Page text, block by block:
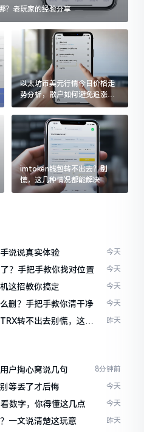
？老玩家的经验分享
以太坊币美元行情今日价格走
势分析，散户如何避免追涨杀
跌被套牢
imtoken钱包转不出去？别
慌，这几种情况都能解决
说说真实体验 今天
？手把手教你找对位置 今天
这招教你搞定 今天
删？手把手教你清干净 今天
转不出去别慌，这几
昨天
户掏心窝说几句 8分钟前
等丢了才后悔 今天
数字，你得懂这几点 今天
一文说清楚这玩意 昨天